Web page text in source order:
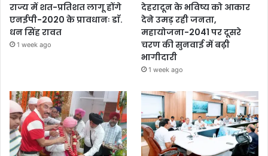
राज्य में शत-प्रतिशत लागू होंगे
एनईपी-2020 के प्रावधानः डाॅ.
धन सिंह रावत
1 week ago
देहरादून के भविष्य को आकार
देने उमड़ रही जनता,
महायोजना-2041 पर दूसरे
चरण की सुनवाई में बढ़ी
भागीदारी
1 week ago